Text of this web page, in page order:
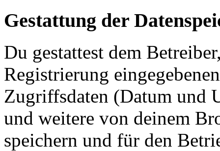
Gestattung der
Du gestattest dem
Registrierung
Zugriffsdaten (Datum und
und weitere von deinem
speichern und für den